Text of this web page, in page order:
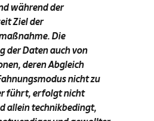
während der
Ziel der
Die
der Daten auch von
deren Abgleich
nicht zu
führt, erfolgt nicht
allein technikbedingt,